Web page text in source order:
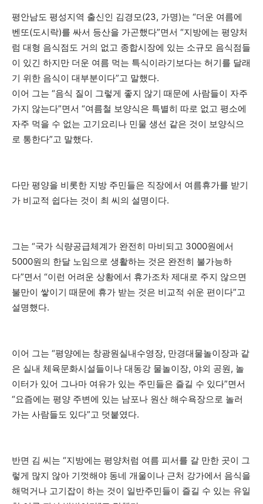
평안남도 평성지역 출신인 김경모(23, 가명)는 “더운 여름에
벤또(도시락)를 싸서 등산을 가곤했다”면서 “지방에는 평양처
럼 대형 음식점도 거의 없고 종합시장에 있는 소규모 음식점들
이 있긴 하지만 더운 여름 먹는 특식이라기보다는 허기를 달래
기 위한 음식이 대부분이다”고 말했다.
이어 그는 “음식 질이 그렇게 좋지 않기 때문에 사람들이 자주
가지 않는다”면서 “여름철 보양식은 특별히 따로 없고 평소에
자주 먹을 수 없는 고기요리나 민물 생선 같은 것이 보양식으
로 통한다”고 말했다.
다만 평양을 비롯한 지방 주민들은 직장에서 여름휴가를 받기
가 비교적 쉽다는 것이 최 씨의 설명이다.
그는 “국가 식량공급체계가 완전히 마비되고 3000원에서
5000원의 한달 노임으로 생활하는 것은 완전히 불가능하
다”면서 “이런 어려운 상황에서 휴가조차 제대로 주지 않으면
불만이 쌓이기 때문에 휴가 받는 것은 비교적 쉬운 편이다”고
설명했다.
이어 그는 “평양에는 창광원실내수영장, 만경대물놀이장과 같
은 실내 체육문화시설들이나 대동강 물놀이장, 야외 공원, 놀
이터가 있어 그나마 여유가 있는 주민들은 즐길 수 있다”면서
“요즘에는 평양 주변에 있는 남포나 원산 해수욕장으로 놀러
가는 사람들도 있다”고 덧붙였다.
반면 김 씨는 “지방에는 평양처럼 여름 피서를 갈 만한 곳이 그
렇게 많지 않아 기껏해야 동네 개울이나 근처 강가에서 음식을
해먹거나 고기잡이 하는 것이 일반주민들이 즐길 수 있는 유일